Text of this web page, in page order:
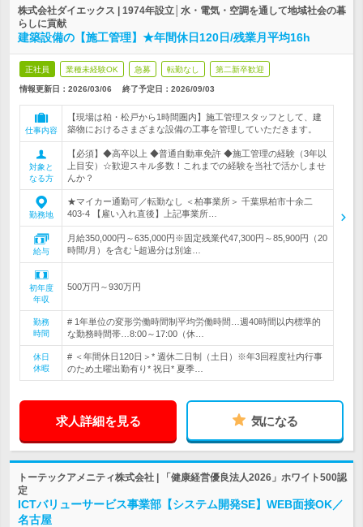
株式会社ダイエックス | 1974年設立│水・電気・空調を通して地域社会の暮
らしに貢献
建築設備の【施工管理】★年間休日120日/残業月平均16h
正社員 業種未経験OK 急募 転勤なし 第二新卒歓迎
情報更新日：2026/03/06 終了予定日： 2026/09/03
仕事内容
【現場は柏・松戸から1時間圏内】施工管理スタッフとして、建
築物におけるさまざまな設備の工事を管理していただきます。
対象と
なる方
【必須】◆高卒以上 ◆普通自動車免許 ◆施工管理の経験（3年以
上目安）☆歓迎スキル多数！これまでの経験を当社で活かしませ
んか？
勤務地
★マイカー通勤可／転勤なし ＜柏事業所＞ 千葉県柏市十余二
403-4 【雇い入れ直後】上記事業所…
給与
月給350,000円～635,000円※固定残業代47,300円～85,900円（20
時間/月）を含む└超過分は別途…
初年度
年収
500万円～930万円
勤務
時間
# 1年単位の変形労働時間制平均労働時間…週40時間以内標準的
な勤務時間帯…8:00～17:00（休…
休日
休暇
# ＜年間休日120日＞* 週休二日制（土日）※年3回程度社内行事
のため土曜出勤有り* 祝日* 夏季…
求人詳細を見る 気になる
トーテックアメニティ株式会社 | 「健康経営優良法人2026」ホワイト500認
定
ICTバリューサービス事業部【システム開発SE】WEB面接OK／
名古屋